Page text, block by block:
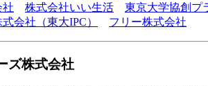
社 株式会社いい生活
東京大学協創プ
会社（東大IPC）
フリー株式会社
ズ株式会社